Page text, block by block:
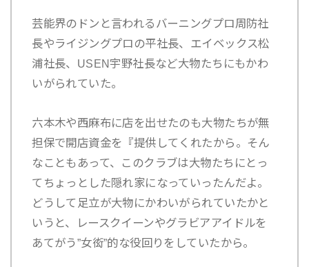
芸能界のドンと言われるバーニングプロ周防社
長やライジングプロの平社長、エイベックス松
浦社長、USEN宇野社長など大物たちにもかわ
いがられていた。
六本木や西麻布に店を出せたのも大物たちが無
担保で開店資金を『提供してくれたから。そん
なこともあって、このクラブは大物たちにとっ
てちょっとした隠れ家になっていったんだよ。
どうして足立が大物にかわいがられていたかと
いうと、レースクイーンやグラビアアイドルを
あてがう”女衒”的な役回りをしていたから。